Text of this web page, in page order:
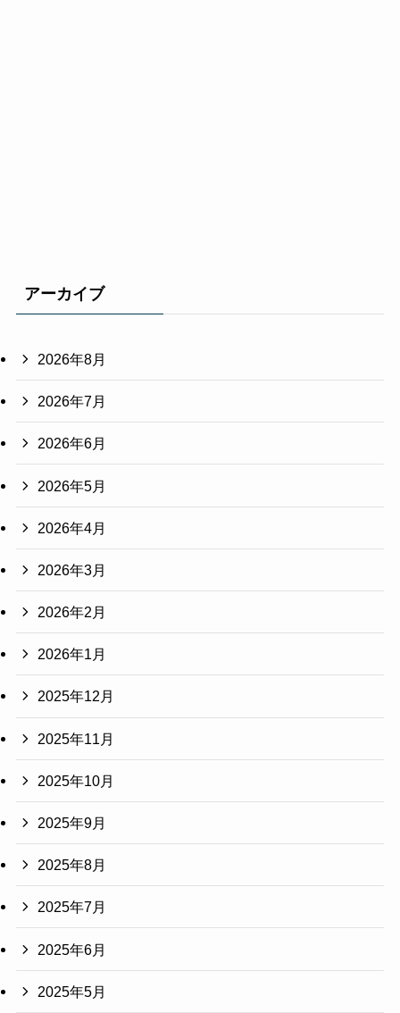
アーカイブ
2026年8月
2026年7月
2026年6月
2026年5月
2026年4月
2026年3月
2026年2月
2026年1月
2025年12月
2025年11月
2025年10月
2025年9月
2025年8月
2025年7月
2025年6月
2025年5月